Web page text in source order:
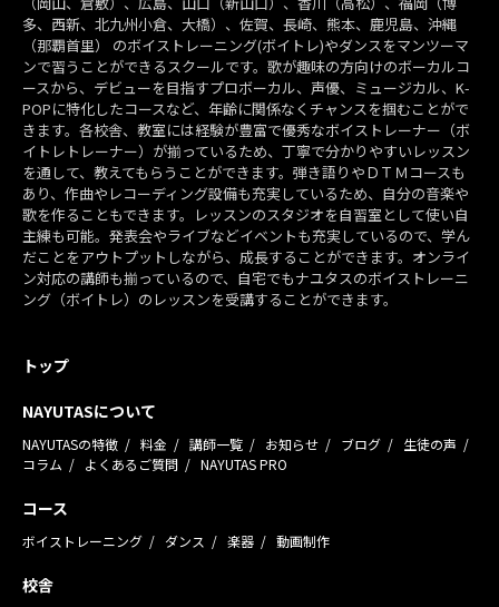
多、西新、北九州小倉、大橋）、佐賀、長崎、熊本、鹿児島、沖縄
（那覇首里） のボイストレーニング(ボイトレ)やダンスをマンツーマ
ンで習うことができるスクールです。歌が趣味の方向けのボーカルコ
ースから、デビューを目指すプロボーカル、声優、ミュージカル、K-
POPに特化したコースなど、年齢に関係なくチャンスを掴むことがで
きます。各校舎、教室には経験が豊富で優秀なボイストレーナー（ボ
イトレトレーナー）が揃っているため、丁寧で分かりやすいレッスン
を通して、教えてもらうことができます。弾き語りやＤＴＭコースも
あり、作曲やレコーディング設備も充実しているため、自分の音楽や
歌を作ることもできます。レッスンのスタジオを自習室として使い自
主練も可能。発表会やライブなどイベントも充実しているので、学ん
だことをアウトプットしながら、成長することができます。オンライ
ン対応の講師も揃っているので、自宅でもナユタスのボイストレーニ
ング（ボイトレ）のレッスンを受講することができます。
トップ
NAYUTASについて
NAYUTASの特徴 料金 講師一覧 お知らせ ブログ
生徒の声
コラム
よくあるご質問 NAYUTAS PRO
コース
ボイストレーニング ダンス 楽器 動画制作
校舎